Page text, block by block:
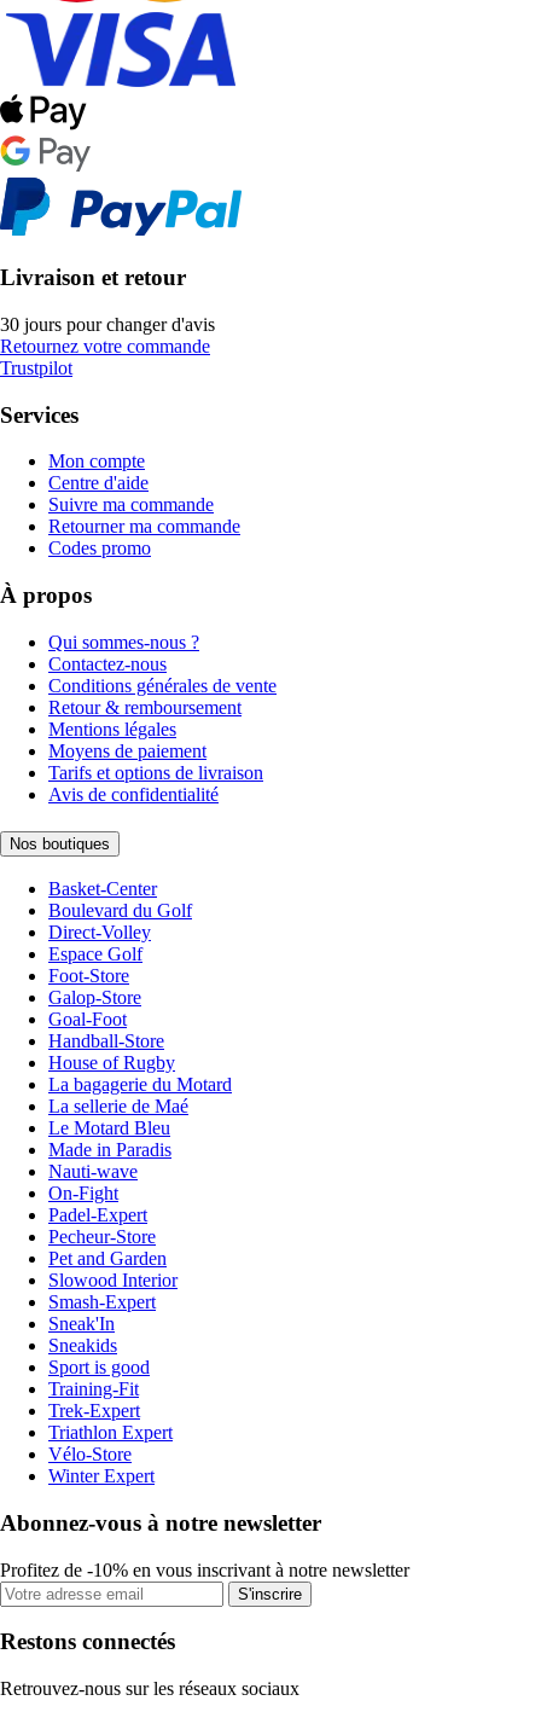
Livraison et retour
30 jours pour changer d'avis
Retournez votre commande
Trustpilot
Services
Mon compte
Centre d'aide
Suivre ma commande
Retourner ma commande
Codes promo
À propos
Qui sommes-nous ?
Contactez-nous
Conditions générales de vente
Retour & remboursement
Mentions légales
Moyens de paiement
Tarifs et options de livraison
Avis de confidentialité
Nos boutiques
Basket-Center
Boulevard du Golf
Direct-Volley
Espace Golf
Foot-Store
Galop-Store
Goal-Foot
Handball-Store
House of Rugby
La bagagerie du Motard
La sellerie de Maé
Le Motard Bleu
Made in Paradis
Nauti-wave
On-Fight
Padel-Expert
Pecheur-Store
Pet and Garden
Slowood Interior
Smash-Expert
Sneak'In
Sneakids
Sport is good
Training-Fit
Trek-Expert
Triathlon Expert
Vélo-Store
Winter Expert
Abonnez-vous à notre newsletter
Profitez de -10% en vous inscrivant à notre newsletter
S'inscrire
Restons connectés
Retrouvez-nous sur les réseaux sociaux